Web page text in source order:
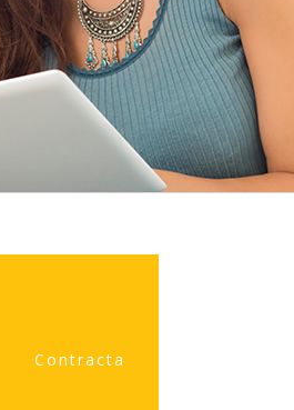
Contracta